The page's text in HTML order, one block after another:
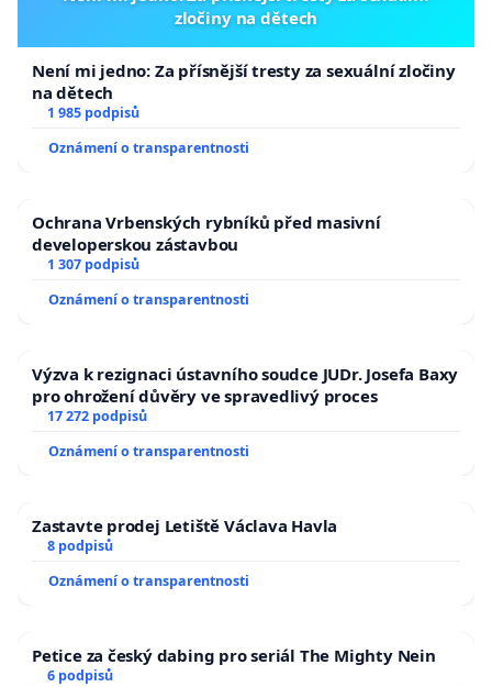
zločiny na dětech
Není mi jedno: Za přísnější tresty za sexuální zločiny
na dětech
1 985 podpisů
Oznámení o transparentnosti
Ochrana Vrbenských rybníků před masivní
developerskou zástavbou
1 307 podpisů
Oznámení o transparentnosti
Výzva k rezignaci ústavního soudce JUDr. Josefa Baxy
pro ohrožení důvěry ve spravedlivý proces
17 272 podpisů
Oznámení o transparentnosti
Zastavte prodej Letiště Václava Havla
8 podpisů
Oznámení o transparentnosti
Petice za český dabing pro seriál The Mighty Nein
6 podpisů